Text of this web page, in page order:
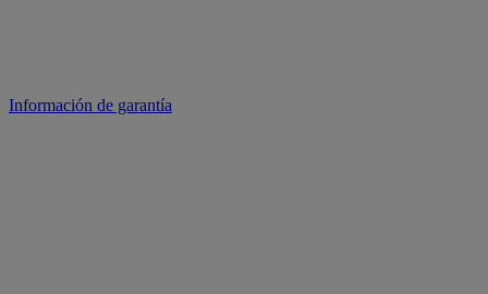
Información de garantía